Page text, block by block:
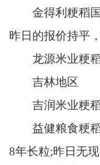
金得利粳稻国
昨日的报价持平
龙源米业粳稻
吉林地区
吉润米业粳稻
益健粮食粳稻
8年长粒;昨日无现